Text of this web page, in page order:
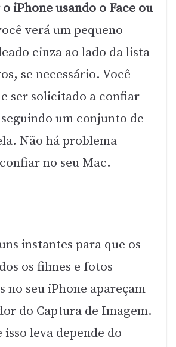
iPhone usando o Face ou
verá um pequeno
cinza ao lado da lista
se necessário. Você
ser solicitado a confiar
um conjunto de
Não há problema
no seu Mac.
instantes para que os
os filmes e fotos
no seu iPhone apareçam
do Captura de Imagem.
isso leva depende do